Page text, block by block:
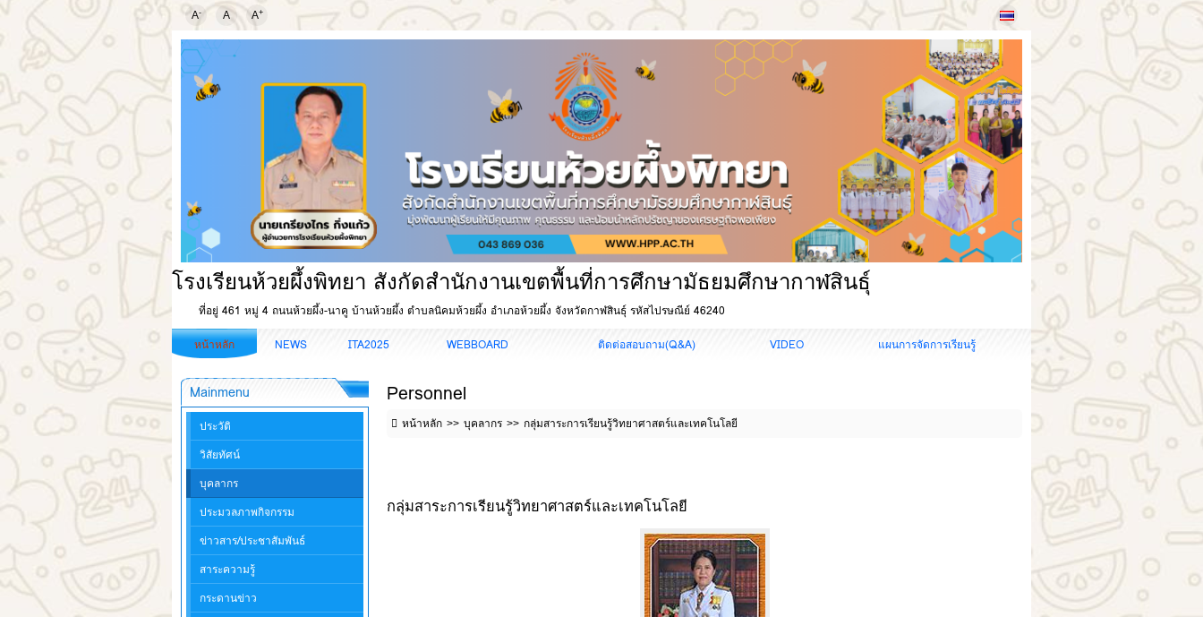
A- A A+
โรงเรียนห้วยผึ้งพิทยา สังกัดสำนักงานเขตพื้นที่การศึกษามัธยมศึกษากาฬสินธุ์
ที่อยู่ 461 หมู่ 4 ถนนห้วยผึ้ง-นาคู บ้านห้วยผึ้ง ตำบลนิคมห้วยผึ้ง อำเภอห้วยผึ้ง จังหวัดกาฬสินธุ์ รหัสไปรษณีย์ 46240
หน้าหลัก
NEWS ITA2025 WEBBOARD ติดต่อสอบถาม(Q&A) VIDEO แผนการจัดการเรียนรู้
Personnel
หน้าหลัก บุคลากร กลุ่มสาระการเรียนรู้วิทยาศาสตร์และเทคโนโลยี
กลุ่มสาระการเรียนรู้วิทยาศาสตร์และเทคโนโลยี
Mainmenu
ประวัติ
วิสัยทัศน์
บุคลากร
ประมวลภาพกิจกรรม
ข่าวสาร/ประชาสัมพันธ์
สาระความรู้
กระดานข่าว